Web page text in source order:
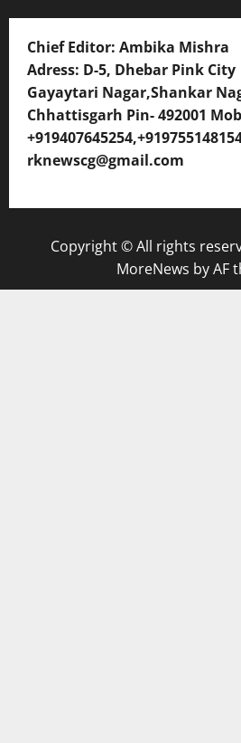
Chief Editor: Ambika Mishra
Adress: D-5, Dhebar Pink City
Gayaytari Nagar,Shankar
Chhattisgarh Pin- 492001
rknewscg@gmail.com
Copyright © All rights
MoreNews by AF